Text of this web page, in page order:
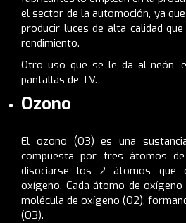
el sector de la automoción, ya
producir luces de alta calidad
rendimiento.
Otro uso que se le da al neón,
pantallas de TV.
Ozono
El ozono (O3) es una
compuesta por tres átomos
disociarse los 2 átomos que
oxígeno. Cada átomo de
molécula de oxígeno (O2),
(O3).